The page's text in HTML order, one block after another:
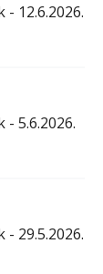
12.6.2026.
- 5.6.2026.
29.5.2026.